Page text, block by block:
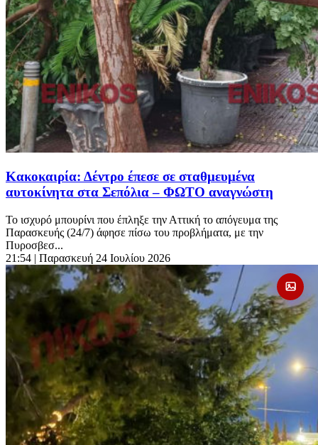
Κακοκαιρία: Δέντρο έπεσε σε σταθμευμένα
αυτοκίνητα στα Σεπόλια – ΦΩΤΟ αναγνώστη
Το ισχυρό μπουρίνι που έπληξε την Αττική το απόγευμα της
Παρασκευής (24/7) άφησε πίσω του προβλήματα, με την
Πυροσβεσ...
21:54 | Παρασκευή 24 Ιουλίου 2026